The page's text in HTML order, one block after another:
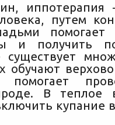
путем
помогает
и получить
обучают
помогает
В теплое
купание